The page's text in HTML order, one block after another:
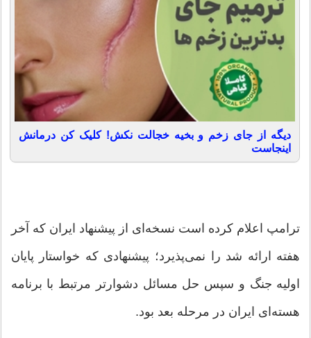
دیگه از جای زخم و بخیه خجالت نکش! کلیک کن درمانش
اینجاست
ترامپ اعلام کرده است نسخه‌ای از پیشنهاد ایران که آخر
هفته ارائه شد را نمی‌پذیرد؛ پیشنهادی که خواستار پایان
اولیه جنگ و سپس حل مسائل دشوارتر مرتبط با برنامه
هسته‌ای ایران در مرحله بعد بود.